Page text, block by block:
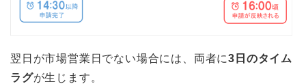
翌日が市場営業日でない場合には、両者に3日のタイム
ラグが生じます。